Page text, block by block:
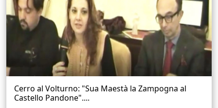
Cerro al Volturno: "Sua Maestà la Zampogna al
Castello Pandone"....